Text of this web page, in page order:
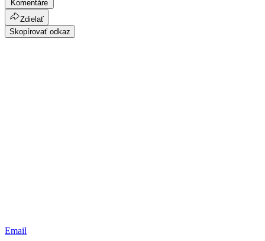
Komentáre
Zdielať
Skopírovať odkaz
Email